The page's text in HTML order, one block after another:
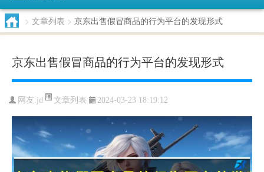
> 文章列表 > 京东出售假冒商品的行为平台的发现形式
京东出售假冒商品的行为平台的发现形式
网友:jd 文章列表 2024-03-23 18:19:12